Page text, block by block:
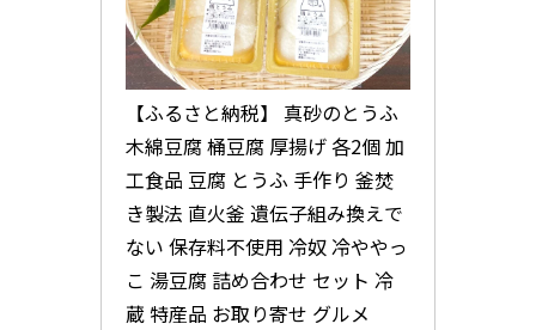
【ふるさと納税】 真砂のとうふ
木綿豆腐 桶豆腐 厚揚げ 各2個 加
工食品 豆腐 とうふ 手作り 釜焚
き製法 直火釜 遺伝子組み換えで
ない 保存料不使用 冷奴 冷ややっ
こ 湯豆腐 詰め合わせ セット 冷
蔵 特産品 お取り寄せ グルメ